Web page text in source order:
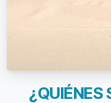
¿QUIÉNES